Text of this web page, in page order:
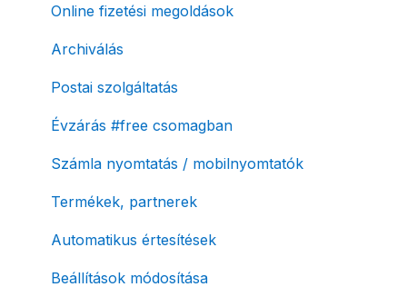
Online fizetési megoldások
Archiválás
Postai szolgáltatás
Évzárás #free csomagban
Számla nyomtatás / mobilnyomtatók
Termékek, partnerek
Automatikus értesítések
Beállítások módosítása